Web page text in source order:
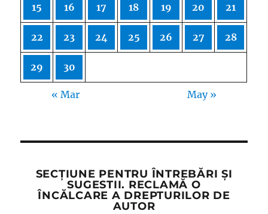
15 16 17 18 19 20 21
22 23 24 25 26 27 28
29 30
« Mar May »
SECȚIUNE PENTRU ÎNTREBĂRI ȘI
SUGESTII. RECLAMĂ O
ÎNCĂLCARE A DREPTURILOR DE
AUTOR